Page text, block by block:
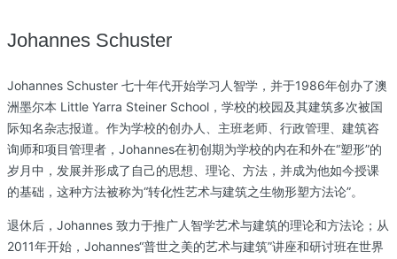
Johannes Schuster
Johannes Schuster 七十年代开始学习人智学，并于1986年创办了澳
洲墨尔本 Little Yarra Steiner School，学校的校园及其建筑多次被国
际知名杂志报道。作为学校的创办人、主班老师、行政管理、建筑咨
询师和项目管理者，Johannes在初创期为学校的内在和外在“塑形”的
岁月中，发展并形成了自己的思想、理论、方法，并成为他如今授课
的基础，这种方法被称为“转化性艺术与建筑之生物形塑方法论”。
退休后，Johannes 致力于推广人智学艺术与建筑的理论和方法论；从
2011年开始，Johannes“普世之美的艺术与建筑”讲座和研讨班在世界